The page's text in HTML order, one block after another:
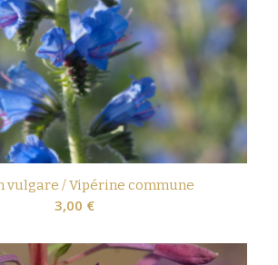
vulgare / Vipérine commune
3,00 €